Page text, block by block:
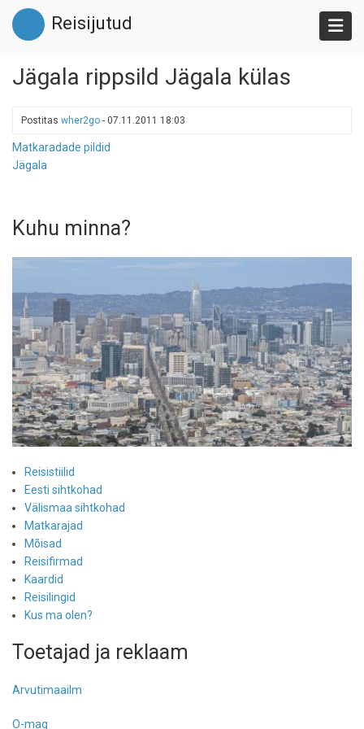
Liigu
edasi
põhisisu
Reisijutud
Jägala rippsild Jägala külas
Postitas wher2go - 07.11.2011 18:03
Matkaradade pildid
Jägala
Kuhu minna?
Reisistiilid
Eesti sihtkohad
Välismaa sihtkohad
Matkarajad
Mõisad
Reisifirmad
Kaardid
Reisilingid
Kus ma olen?
Toetajad ja reklaam
Arvutimaailm
O-mag